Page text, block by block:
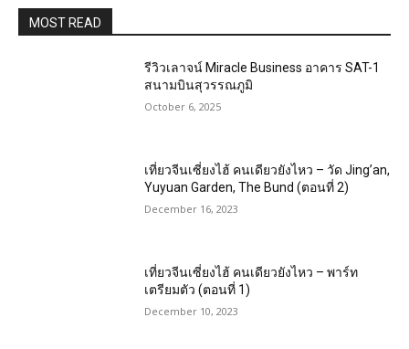
MOST READ
รีวิวเลาจน์ Miracle Business อาคาร SAT-1
สนามบินสุวรรณภูมิ
October 6, 2025
เที่ยวจีนเซี่ยงไฮ้ คนเดียวยังไหว – วัด Jing’an,
Yuyuan Garden, The Bund (ตอนที่ 2)
December 16, 2023
เที่ยวจีนเซี่ยงไฮ้ คนเดียวยังไหว – พาร์ท
เตรียมตัว (ตอนที่ 1)
December 10, 2023